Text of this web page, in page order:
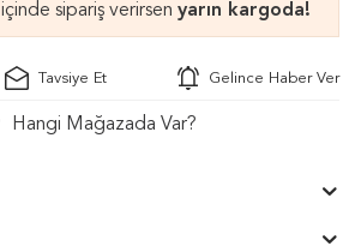
içinde sipariş verirsen yarın kargoda!
Tavsiye Et Gelince Haber Ver
Hangi Mağazada Var?